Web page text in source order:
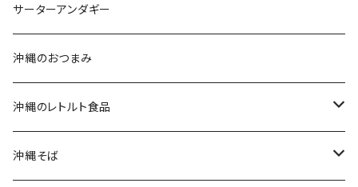
沖縄そばセット
生麺・乾麺
三枚肉そば(ラフテーそば)
沖縄南風堂
新垣菓子店
名嘉真製菓本舗
珍品堂
サーターアンダギー
沖縄のおつまみ
沖縄のレトルト食品
ポークランチョンミート
沖縄そば